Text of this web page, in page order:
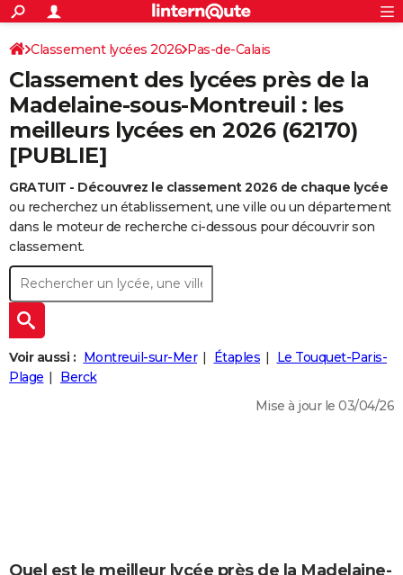
ACTUALITÉS
Politique
Société
Faits Divers
Education
Monde
Villes
+
SPORT
Coupe du monde 2026
Football
Tennis
Cyclisme
Rugby
Forum
CULTURE
Programme TV
TNT
Streaming
Cinéma
Sorties cinéma
Musique
+
FINANCE
Retraite
Impôts
Epargne
Immobilier
Risques naturels par ville
Banque
Assurance
Crédit
AUTO
Réserver un essai
Citadines
Berlines
Forum auto
HIGH-TECH
BRICOLAGE
Aménagement intérieur
Cuisine
Jardinage
+ WEEK-END
Guides de France
Escapades
Patrimoine
Expositions
Musées
Week-end nature
+
LIFESTYLE
SANTE
Alimentation
Guide de la santé
Maladies
Médicaments
Sommeil
+ VOYAGE
Carte de Noël
Carte Bonne année
Carte Saint-Valentin
Carte Pâques
Carte d'anniversaire
DICTIONNAIRE
S'inscrire
Connexion
Classement lycées 2026 Pas-de-Calais
Classement des lycées près de la
Madelaine-sous-Montreuil : les
meilleurs lycées en 2026 (62170)
[PUBLIE]
GRATUIT - Découvrez le classement 2026 de chaque lycée
ou recherchez un établissement, une ville ou un département
dans le moteur de recherche ci-dessous pour découvrir son
classement.
Voir aussi : Montreuil-sur-Mer Étaples
Le Touquet-Paris-
Plage
Berck
Mise à jour le 03/04/26
Quel est le meilleur lycée près de la Madelaine-